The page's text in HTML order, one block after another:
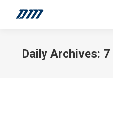
Daily Archives: 7